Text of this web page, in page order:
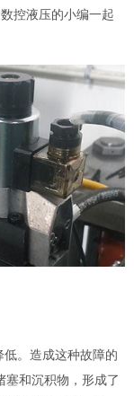
控液压的小编一起
。造成这种故障的
塞和沉积物，形成了